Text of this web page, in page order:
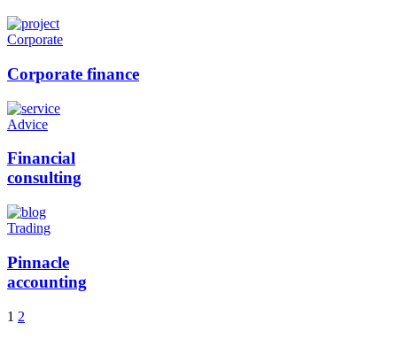
Corporate
Corporate finance
Advice
Financial
consulting
Trading
Pinnacle
accounting
1 2